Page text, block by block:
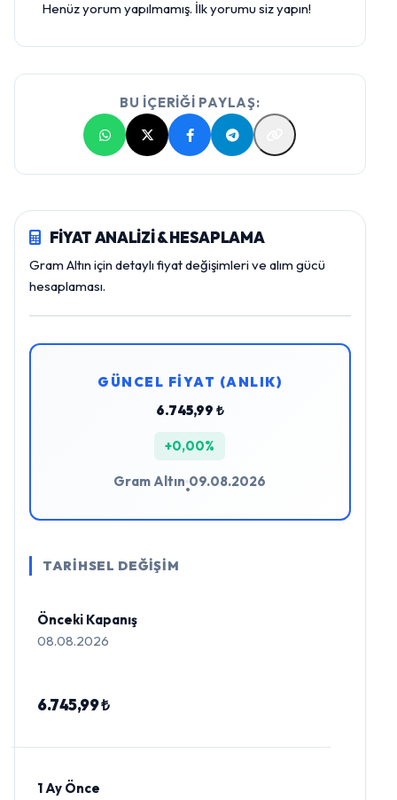
Henüz yorum yapılmamış. İlk yorumu siz yapın!
BU İÇERİĞİ PAYLAŞ:
FİYAT ANALİZİ & HESAPLAMA
Gram Altın için detaylı fiyat değişimleri ve alım gücü
hesaplaması.
GÜNCEL FİYAT (ANLIK)
6.745,99 ₺
+0,00%
Gram Altın
•
09.08.2026
TARİHSEL DEĞİŞİM
Önceki Kapanış
08.08.2026
6.745,99 ₺
1 Ay Önce